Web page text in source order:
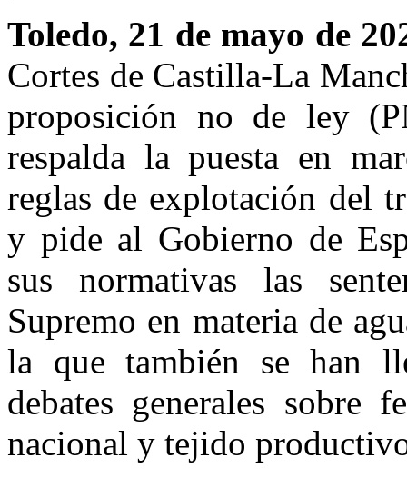
Toledo, 21 de mayo de
Cortes de Castilla-La
proposición no de ley
respalda la puesta en
reglas de explotación del
y pide al Gobierno de
sus normativas las
Supremo en materia de
la que también se han
debates generales sobre
nacional y tejido